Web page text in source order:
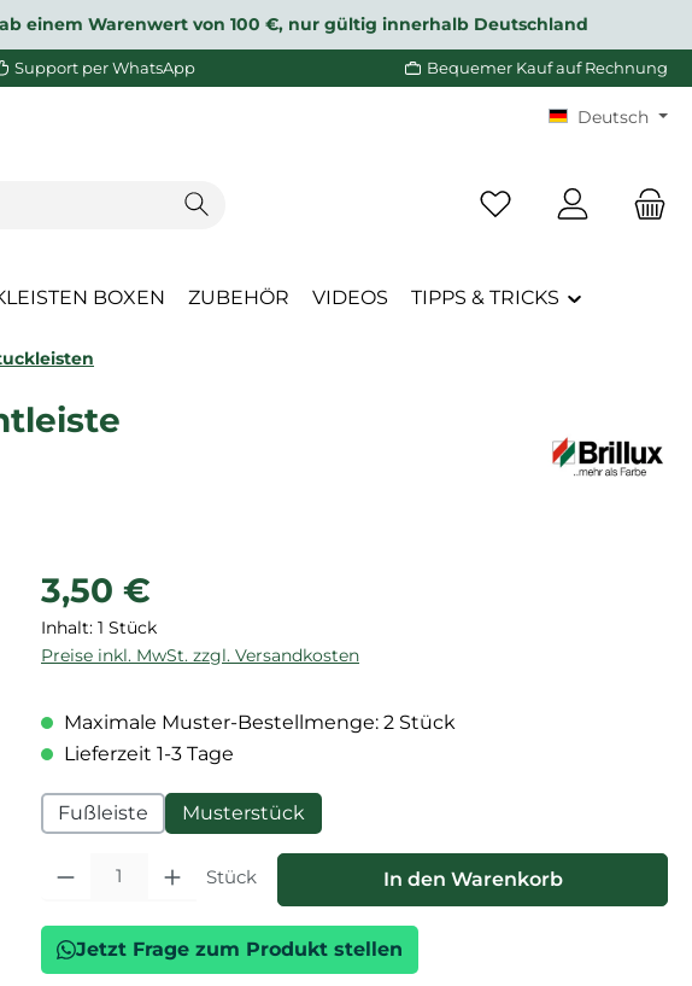
einem Warenwert von 100 €, nur gültig innerhalb Deutschland
Support per WhatsApp Bequemer Kauf auf Rechnung
Deutsch
Du hast 0 Produkte
BOXEN ZUBEHÖR VIDEOS TIPPS & TRICKS
Regulärer Preis:
3,50 €
Inhalt: 1 Stück
Preise inkl. MwSt. zzgl. Versandkosten
Maximale Muster-Bestellmenge: 2 Stück
Lieferzeit 1-3 Tage
Fußleiste Musterstück
Produkt Anzahl: Gib den gewünschten Wert ein oder benutze die
Stück In den Warenkorb
Jetzt Frage zum Produkt stellen